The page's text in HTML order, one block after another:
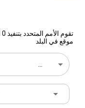
موقع في البلد
...